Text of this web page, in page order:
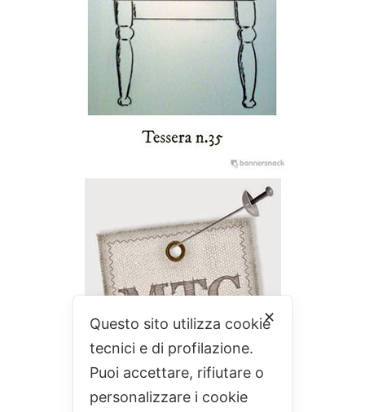
✕
Questo sito utilizza cookie
tecnici e di profilazione.
Puoi accettare, rifiutare o
personalizzare i cookie